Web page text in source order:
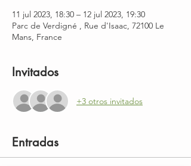
11 jul 2023, 18:30 – 12 jul 2023, 19:30
Parc de Verdigné , Rue d'Isaac, 72100 Le
Mans, France
Invitados
+3 otros invitados
Entradas